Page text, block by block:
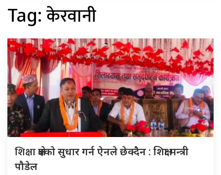
Tag: केरवानी
शिक्षाक्षेत्रकाे सुधार गर्न ऐनले छेक्दैन : शिक्षा मन्त्री
पौडेल